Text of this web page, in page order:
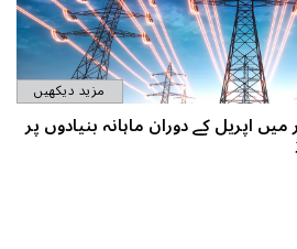
مزید دیکھیں
اپریل کے دوران ماہانہ بنیادوں پر